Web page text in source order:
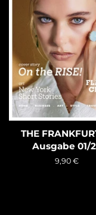
THE
Ausgabe 01/
Normaler
9,90 €